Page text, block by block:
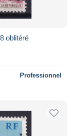
oblitéré
Professionnel